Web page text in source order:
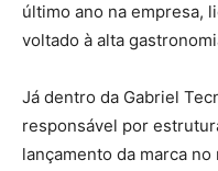
último ano na empresa,
voltado à alta
Já dentro da Gabriel
responsável por
lançamento da marca